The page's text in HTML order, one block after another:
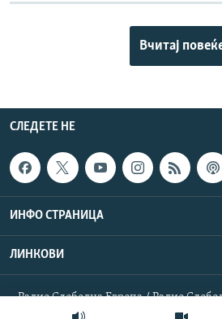
Вчитај
СЛЕДЕТЕ НЕ
ИНФО СТРАНИЦА
ЛИНКОВИ
Радио Слободна Европа / Радио
резервирани